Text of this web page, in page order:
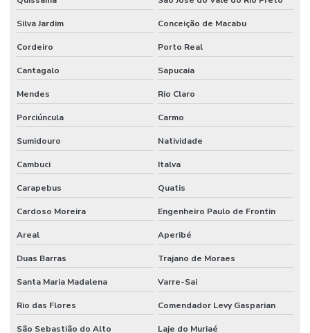
Silva Jardim Conceição de Macabu
Cordeiro Porto Real
Cantagalo Sapucaia
Mendes Rio Claro
Porciúncula Carmo
Sumidouro Natividade
Cambuci Italva
Carapebus Quatis
Cardoso Moreira Engenheiro Paulo de Frontin
Areal Aperibé
Duas Barras Trajano de Moraes
Santa Maria Madalena Varre-Sai
Rio das Flores Comendador Levy Gasparian
São Sebastião do Alto Laje do Muriaé